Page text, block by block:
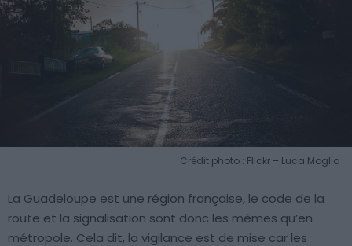
Crédit photo : Flickr – Luca Moglia
La Guadeloupe est une région française, le code de la
route et la signalisation sont donc les mêmes qu’en
métropole. Cela dit, la vigilance est de mise car les